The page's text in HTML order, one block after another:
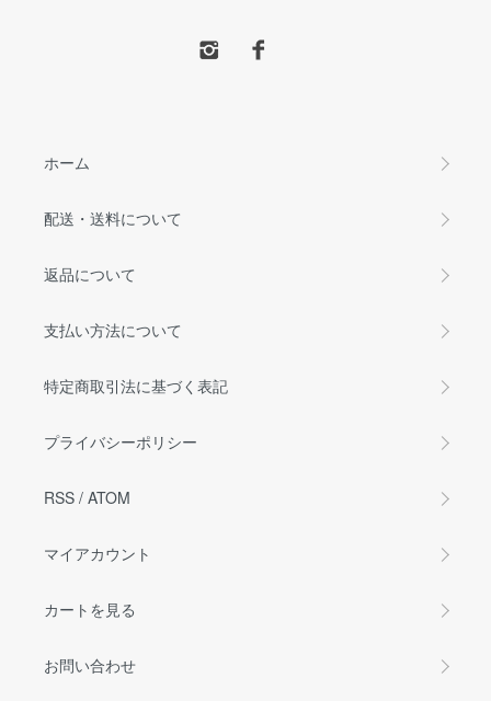
ホーム
配送・送料について
返品について
支払い方法について
特定商取引法に基づく表記
プライバシーポリシー
RSS / ATOM
マイアカウント
カートを見る
お問い合わせ